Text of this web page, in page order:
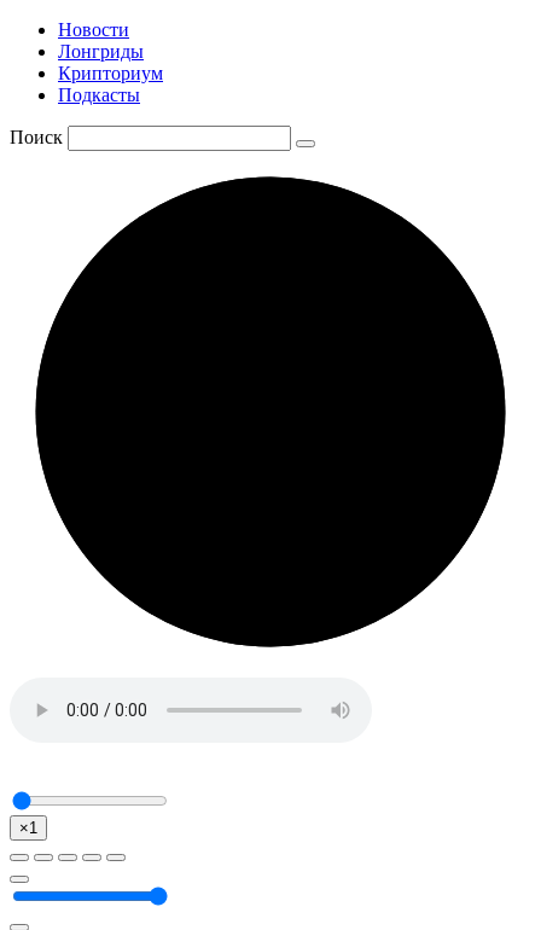
Новости
Лонгриды
Крипториум
Подкасты
Поиск
×1